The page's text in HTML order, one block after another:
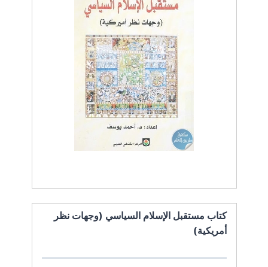
كتاب مستقبل الإسلام السياسي (وجهات نظر
أمريكية)